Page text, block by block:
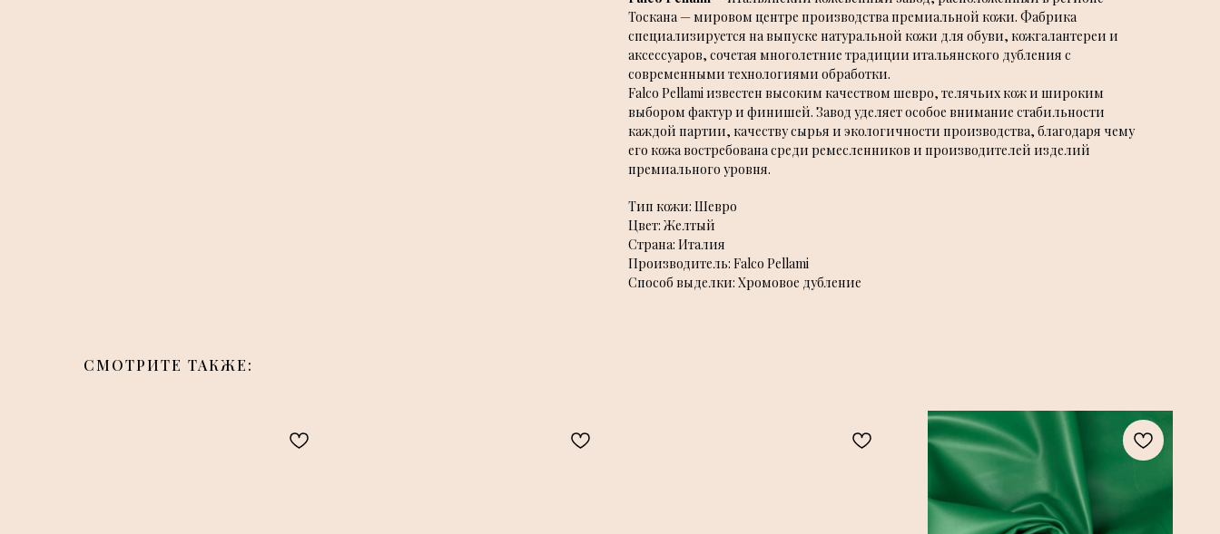
Тоскана — мировом центре производства премиальной кожи. Фабрика
специализируется на выпуске натуральной кожи для обуви, кожгалантереи и
аксессуаров, сочетая многолетние традиции итальянского дубления с
современными технологиями обработки.
Falco Pellami известен высоким качеством шевро, телячьих кож и широким
выбором фактур и финишей. Завод уделяет особое внимание стабильности
каждой партии, качеству сырья и экологичности производства, благодаря чему
его кожа востребована среди ремесленников и производителей изделий
премиального уровня.
Тип кожи: Шевро
Цвет: Желтый
Страна: Италия
Производитель: Falco Pellami
Способ выделки: Хромовое дубление
СМОТРИТЕ ТАКЖЕ: